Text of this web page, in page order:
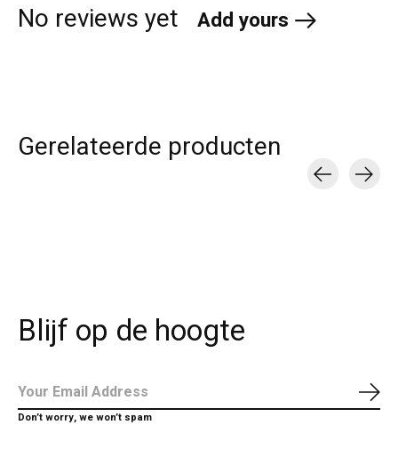
No reviews yet Add yours
Gerelateerde producten
Blijf op de hoogte
Don’t worry, we won’t spam